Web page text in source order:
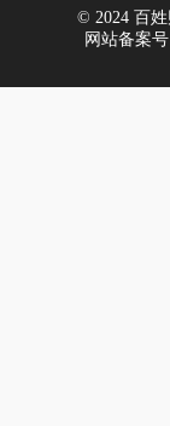
© 2024 百姓
网站备案